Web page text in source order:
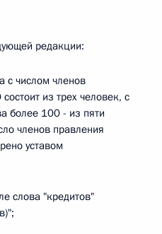
редакции:
с числом членов
из трех человек, с
более 100 - из пяти
членов правления
уставом
слова "кредитов"